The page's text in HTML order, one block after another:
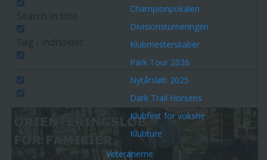
Championpokalen
Divisionsturneringen
Klubmesterskaber
Park Tour 2026
Nytårsløb 2025
Dark Trail Horsens
Klubfest for voksne
Klubture
Veteranerne